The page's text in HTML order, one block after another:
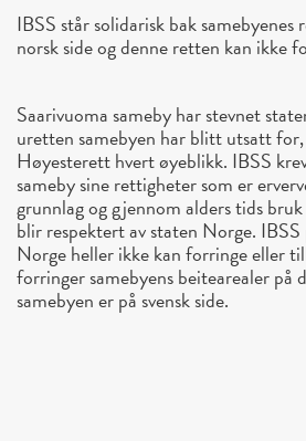
IBSS står solidarisk bak
norsk side og denne retten kan ikke
Saarivuoma sameby har stevnet
uretten samebyen har blitt utsatt
Høyesterett hvert øyeblikk. IBSS
sameby sine rettigheter som er
grunnlag og gjennom alders tids
blir respektert av staten Norge. IBSS
Norge heller ikke kan forringe eller
forringer samebyens beitearealer på
samebyen er på svensk side.